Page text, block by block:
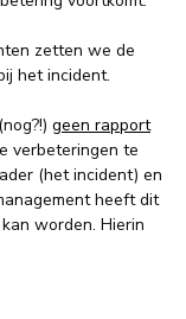
zetten we de
het incident.
geen rapport
verbeteringen te
(het incident) en
heeft dit
worden. Hierin